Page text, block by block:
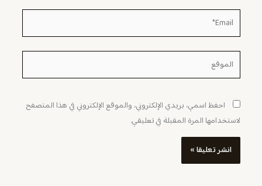
Email*
الموقع
احفظ اسمي، بريدي الإلكتروني، والموقع الإلكتروني في هذا المتصفح
لاستخدامها المرة المقبلة في تعليقي.